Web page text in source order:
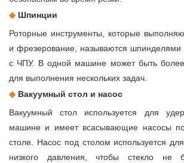
◆ Шпинции
Роторные инструменты, которые
и фрезерование, называются
с ЧПУ. В одной машине может быть
для выполнения нескольких задач.
◆ Вакуумный стол и насос
Вакуумный стол используется для
машине и имеет всасывающие насосы
столе. Насос под столом используется
низкого давления, чтобы стекло не